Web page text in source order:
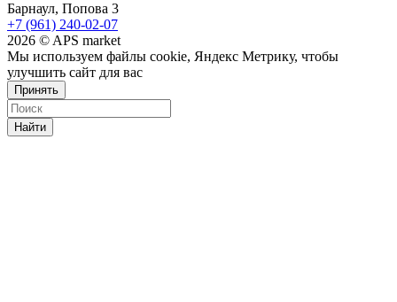
Барнаул, Попова 3
+7 (961) 240-02-07
2026 © APS market
Мы используем файлы cookie, Яндекс Метрику, чтобы
улучшить сайт для вас
Принять
Найти